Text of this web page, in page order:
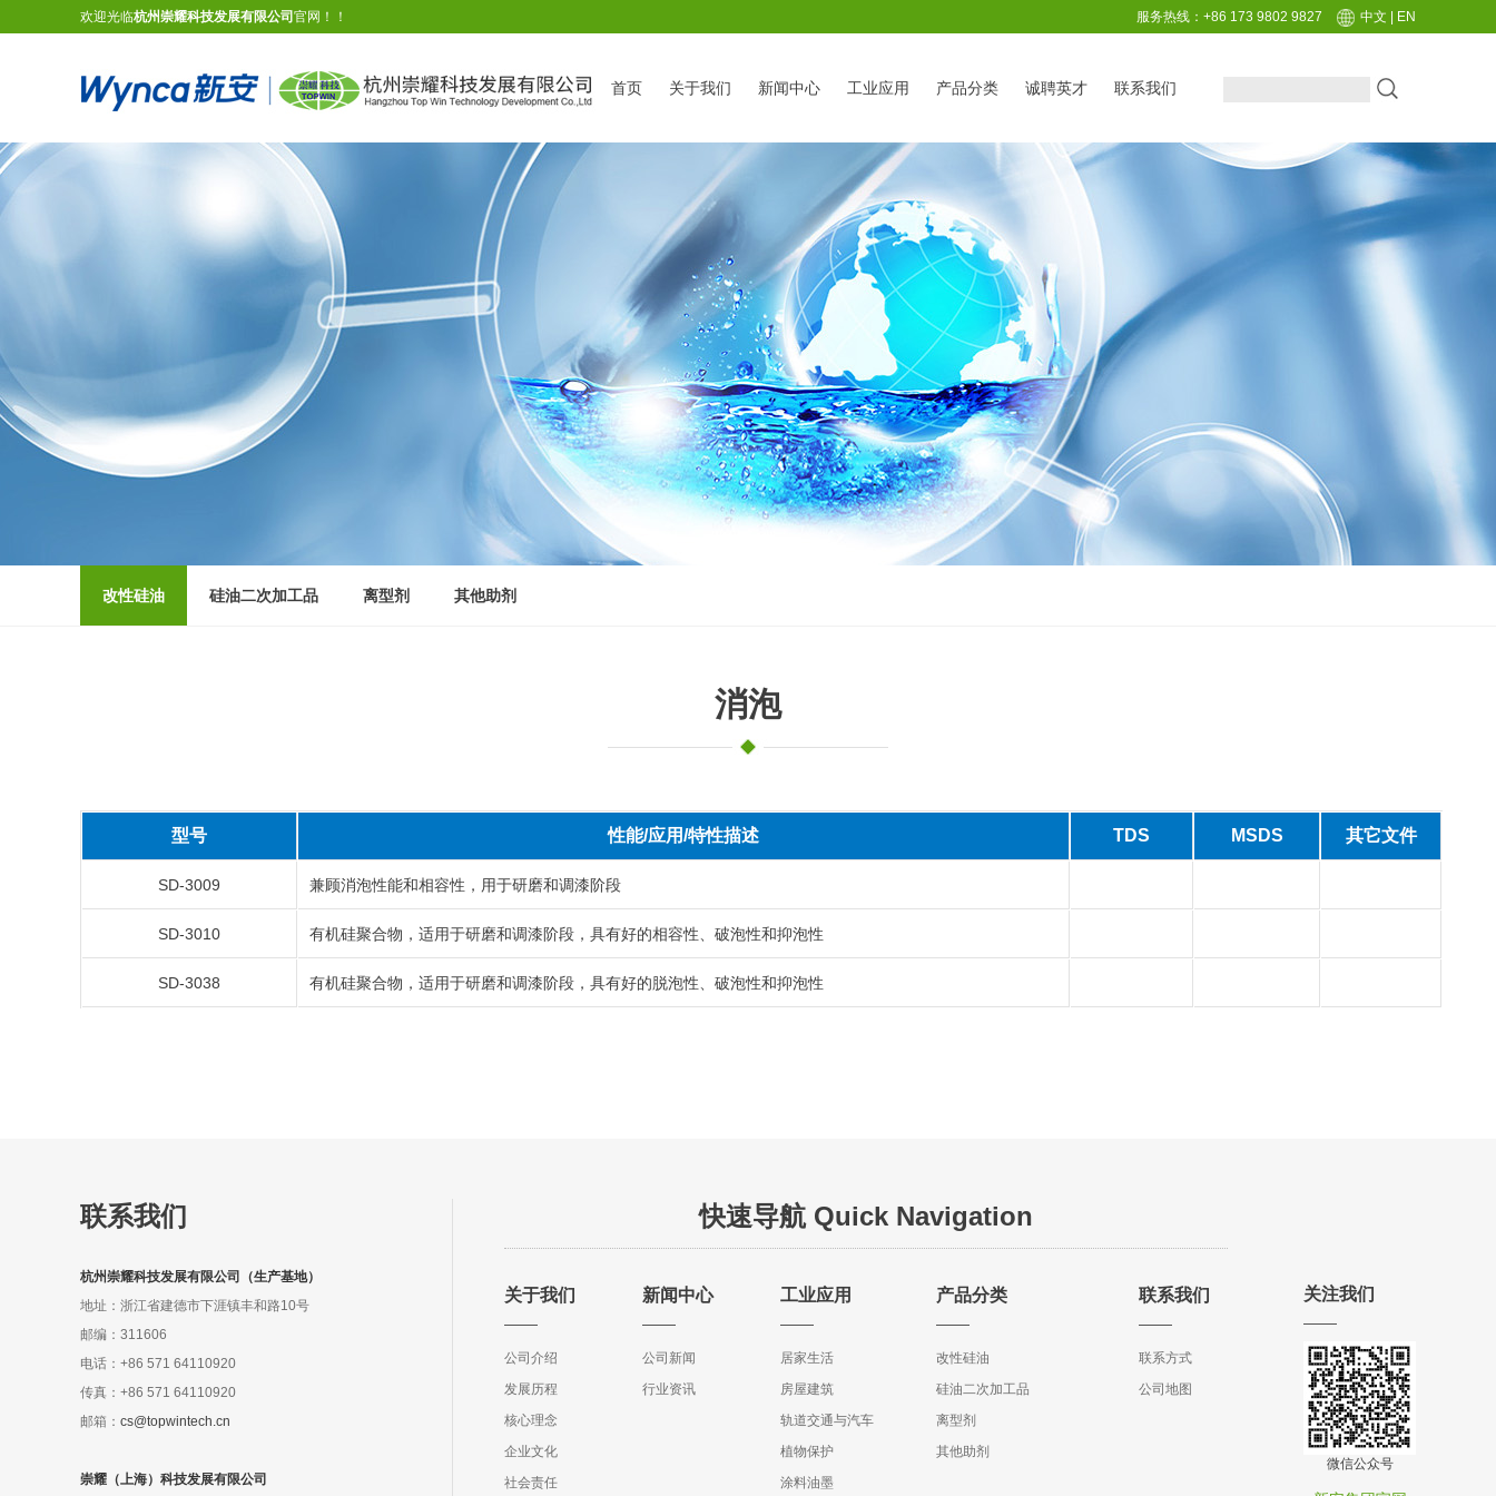
欢迎光临杭州崇耀科技发展有限公司 官网！！ 服务热线：+86 173 9802 9827 中文 EN
首页 关于我们 新闻中心 工业应用 产品分类 诚聘英才 联系我们
改性硅油 硅油二次加工品 离型剂 其他助剂
消泡
型号 性能/应用/特性描述 TDS MSDS 其它文件
SD-3009 兼顾消泡性能和相容性，用于研磨和调漆阶段
SD-3010 有机硅聚合物，适用于研磨和调漆阶段，具有好的相容性、破泡性和抑泡性
SD-3038 有机硅聚合物，适用于研磨和调漆阶段，具有好的脱泡性、破泡性和抑泡性
联系我们
杭州崇耀科技发展有限公司（生产基地）
地址：浙江省建德市下涯镇丰和路10号
邮编：311606
电话：+86 571 64110920
传真：+86 571 64110920
邮箱： cs@topwintech.cn
崇耀（上海）科技发展有限公司
快速导航 Quick Navigation
关于我们
公司介绍
发展历程
核心理念
企业文化
社会责任
新闻中心
公司新闻
行业资讯
工业应用
居家生活
房屋建筑
轨道交通与汽车
植物保护
涂料油墨
产品分类
改性硅油
硅油二次加工品
离型剂
其他助剂
联系我们
联系方式
公司地图
关注我们
微信公众号